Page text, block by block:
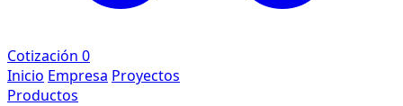
Cotización 0
Inicio Empresa Proyectos
Productos